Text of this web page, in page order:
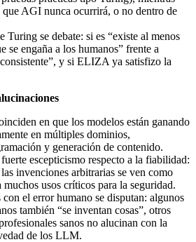
que AGI nunca ocurrirá, o no dentro de
Turing se debate: si es “existe al menos
se engaña a los humanos” frente a
y si ELIZA ya satisfizo la
en que los modelos están ganando
en múltiples dominios,
y generación de contenido.
escepticismo respecto a la fiabilidad:
invenciones arbitrarias se ven como
muchos usos críticos para la seguridad.
el error humano se disputan: algunos
también “se inventan cosas”, otros
sanos no alucinan con la
de los LLM.